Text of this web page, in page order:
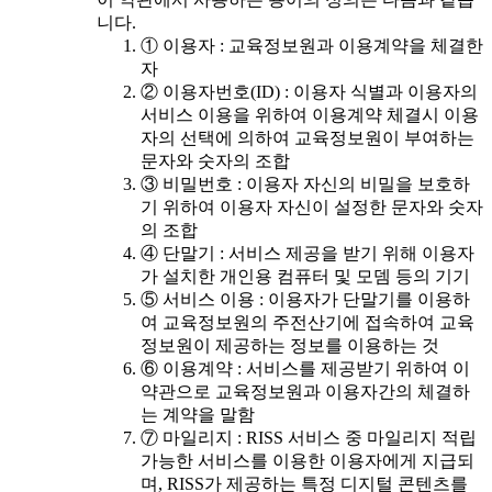
니다.
① 이용자 : 교육정보원과 이용계약을 체결한
자
② 이용자번호(ID) : 이용자 식별과 이용자의
서비스 이용을 위하여 이용계약 체결시 이용
자의 선택에 의하여 교육정보원이 부여하는
문자와 숫자의 조합
③ 비밀번호 : 이용자 자신의 비밀을 보호하
기 위하여 이용자 자신이 설정한 문자와 숫자
의 조합
④ 단말기 : 서비스 제공을 받기 위해 이용자
가 설치한 개인용 컴퓨터 및 모뎀 등의 기기
⑤ 서비스 이용 : 이용자가 단말기를 이용하
여 교육정보원의 주전산기에 접속하여 교육
정보원이 제공하는 정보를 이용하는 것
⑥ 이용계약 : 서비스를 제공받기 위하여 이
약관으로 교육정보원과 이용자간의 체결하
는 계약을 말함
⑦ 마일리지 : RISS 서비스 중 마일리지 적립
가능한 서비스를 이용한 이용자에게 지급되
며, RISS가 제공하는 특정 디지털 콘텐츠를